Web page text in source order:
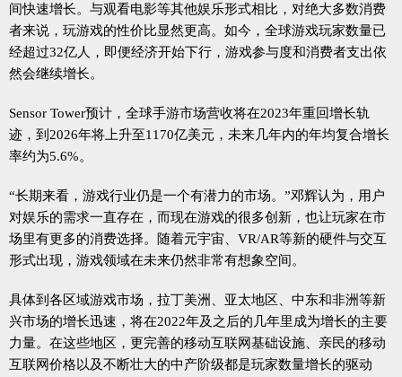
间快速增长。与观看电影等其他娱乐形式相比，对绝大多数消费
者来说，玩游戏的性价比显然更高。如今，全球游戏玩家数量已
经超过32亿人，即便经济开始下行，游戏参与度和消费者支出依
然会继续增长。
Sensor Tower预计，全球手游市场营收将在2023年重回增长轨
迹，到2026年将上升至1170亿美元，未来几年内的年均复合增长
率约为5.6%。
“长期来看，游戏行业仍是一个有潜力的市场。”邓辉认为，用户
对娱乐的需求一直存在，而现在游戏的很多创新，也让玩家在市
场里有更多的消费选择。随着元宇宙、VR/AR等新的硬件与交互
形式出现，游戏领域在未来仍然非常有想象空间。
具体到各区域游戏市场，拉丁美洲、亚太地区、中东和非洲等新
兴市场的增长迅速，将在2022年及之后的几年里成为增长的主要
力量。在这些地区，更完善的移动互联网基础设施、亲民的移动
互联网价格以及不断壮大的中产阶级都是玩家数量增长的驱动